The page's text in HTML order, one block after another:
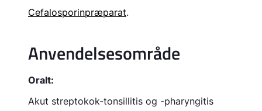
Cefalosporinpræparat.
Anvendelsesområde
Oralt:
Akut streptokok-tonsillitis og -pharyngitis